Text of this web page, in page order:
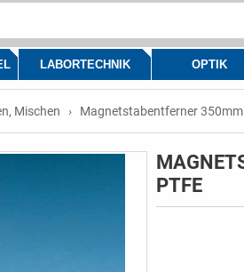
LABORTECHNIK OPTIK
Mischen Magnetstabentferner 350mm
PTFE